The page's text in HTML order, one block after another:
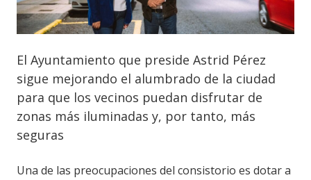
El Ayuntamiento que preside Astrid Pérez
sigue mejorando el alumbrado de la ciudad
para que los vecinos puedan disfrutar de
zonas más iluminadas y, por tanto, más
seguras
Una de las preocupaciones del consistorio es dotar a